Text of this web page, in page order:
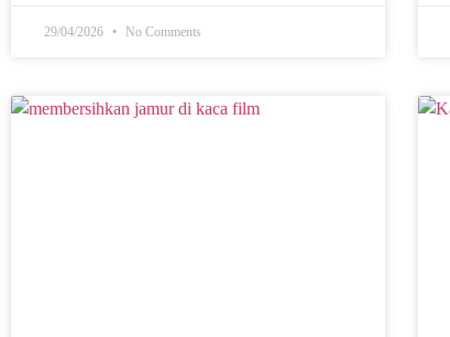
29/04/2026 No Comments